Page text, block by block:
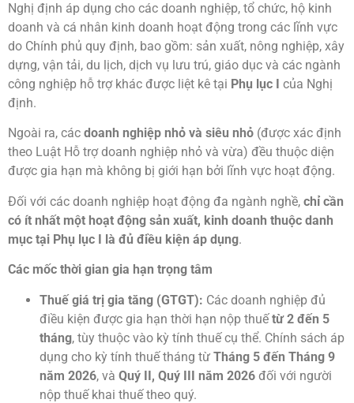
Nghị định áp dụng cho các doanh nghiệp, tổ chức, hộ kinh
doanh và cá nhân kinh doanh hoạt động trong các lĩnh vực
do Chính phủ quy định, bao gồm: sản xuất, nông nghiệp, xây
dựng, vận tải, du lịch, dịch vụ lưu trú, giáo dục và các ngành
công nghiệp hỗ trợ khác được liệt kê tại Phụ lục I của Nghị
định.
Ngoài ra, các doanh nghiệp nhỏ và siêu nhỏ (được xác định
theo Luật Hỗ trợ doanh nghiệp nhỏ và vừa) đều thuộc diện
được gia hạn mà không bị giới hạn bởi lĩnh vực hoạt động.
Đối với các doanh nghiệp hoạt động đa ngành nghề, chỉ cần
có ít nhất một hoạt động sản xuất, kinh doanh thuộc danh
mục tại Phụ lục I là đủ điều kiện áp dụng.
Các mốc thời gian gia hạn trọng tâm
Thuế giá trị gia tăng (GTGT): Các doanh nghiệp đủ
điều kiện được gia hạn thời hạn nộp thuếtừ 2 đến 5
tháng, tùy thuộc vào kỳ tính thuế cụ thể. Chính sách áp
dụng cho kỳ tính thuế tháng từ Tháng 5 đến Tháng 9
năm 2026, và Quý II, Quý III năm 2026 đối với người
nộp thuế khai thuế theo quý.